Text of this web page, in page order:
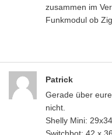
zusammen im
Funkmodul ob
Patrick
Gerade über
nicht.
Shelly Mini: